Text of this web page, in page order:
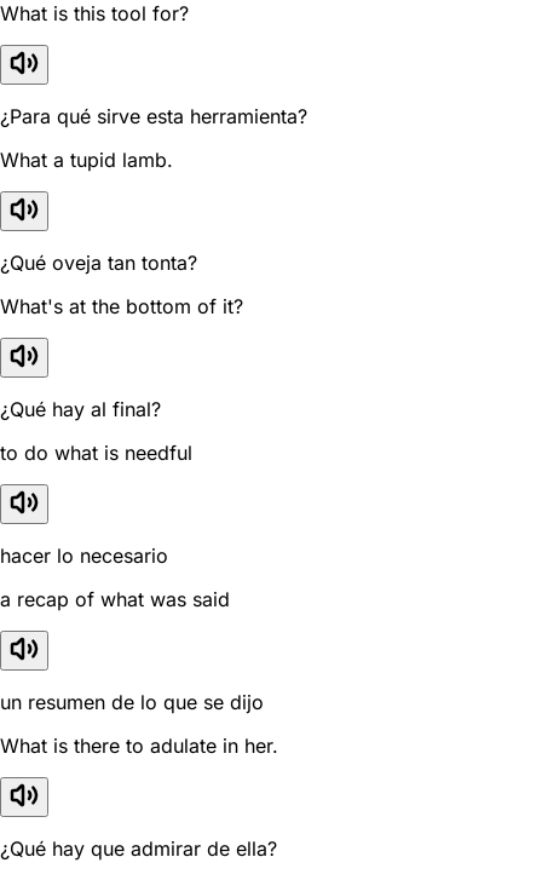
What is this tool for?
¿Para qué sirve esta herramienta?
What a tupid lamb.
¿Qué oveja tan tonta?
What's at the bottom of it?
¿Qué hay al final?
to do what is needful
hacer lo necesario
a recap of what was said
un resumen de lo que se dijo
What is there to adulate in her.
¿Qué hay que admirar de ella?